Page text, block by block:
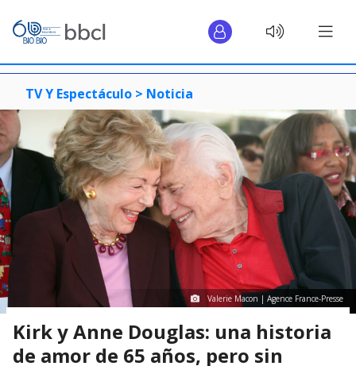
TV Y Espectáculo > Noticia
Valerie Macon | Agence France-Presse
Kirk y Anne Douglas: una historia
de amor de 65 años, pero sin